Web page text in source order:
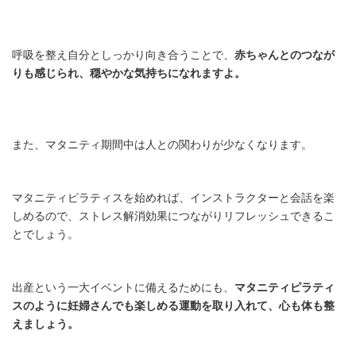
呼吸を整え自分としっかり向き合うことで、 赤ちゃんとのつなが
りも感じられ、穏やかな気持ちになれますよ。
また、マタニティ期間中は人との関わりが少なくなります。
マタニティピラティスを始めれば、インストラクターと会話を楽
しめるので、ストレス解消効果につながりリフレッシュできるこ
とでしょう。
出産という一大イベントに備えるためにも、 マタニティピラティ
スのように妊婦さんでも楽しめる運動を取り入れて、心も体も整
えましょう。